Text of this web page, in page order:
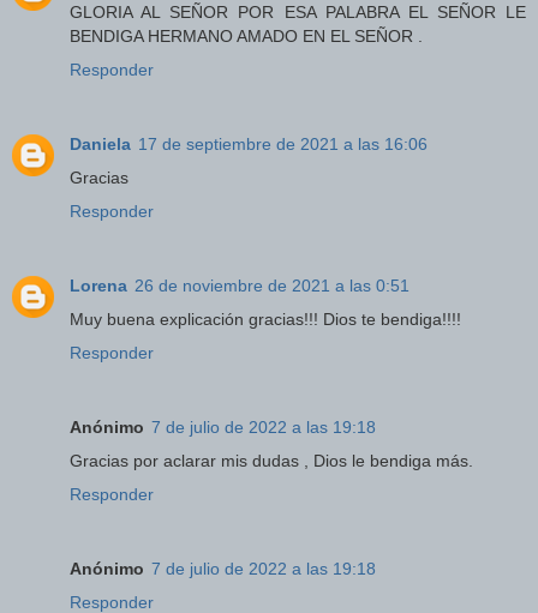
GLORIA AL SEÑOR POR ESA PALABRA EL SEÑOR LE
BENDIGA HERMANO AMADO EN EL SEÑOR .
Responder
Daniela 17 de septiembre de 2021 a las 16:06
Gracias
Responder
Lorena 26 de noviembre de 2021 a las 0:51
Muy buena explicación gracias!!! Dios te bendiga!!!!
Responder
Anónimo 7 de julio de 2022 a las 19:18
Gracias por aclarar mis dudas , Dios le bendiga más.
Responder
Anónimo 7 de julio de 2022 a las 19:18
Responder